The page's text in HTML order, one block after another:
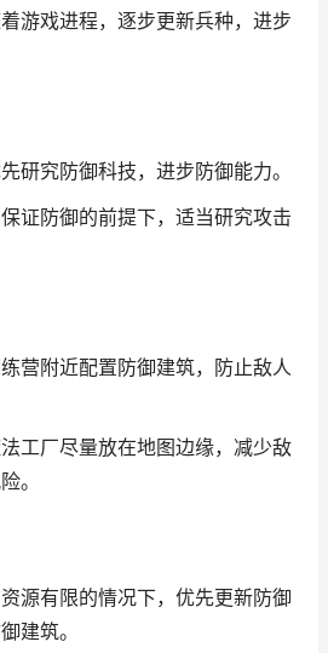
游戏进程，逐步更新兵种，进步
研究防御科技，进步防御能力。
证防御的前提下，适当研究攻击
营附近配置防御建筑，防止敌人
工厂尽量放在地图边缘，减少敌
。
源有限的情况下，优先更新防御
建筑。